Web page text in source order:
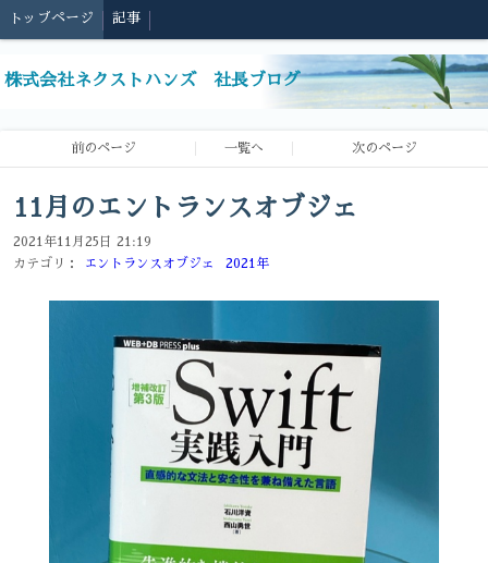
トップページ 記事
株式会社ネクストハンズ 社長ブログ
前のページ 一覧へ 次のページ
11月のエントランスオブジェ
2021年11月25日 21:19
カテゴリ：
エントランスオブジェ 2021年